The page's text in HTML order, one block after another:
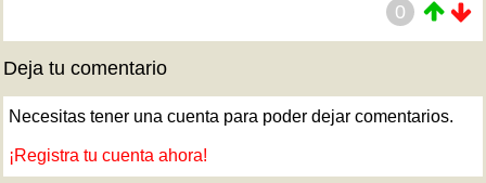
0
Deja tu comentario
Necesitas tener una cuenta para poder dejar comentarios.
¡Registra tu cuenta ahora!